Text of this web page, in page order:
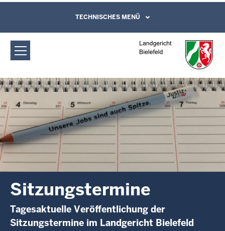
Landgericht Bielefeld: Sitzungstermine
Direkt zum Inhalt
Leichte Sprache, Gebärdensprachenvideo
und Kontaktformular
TECHNISCHES MENÜ
Sitzungstermine
Tagesaktuelle Veröffentlichung der
Sitzungstermine im Landgericht Bielefeld